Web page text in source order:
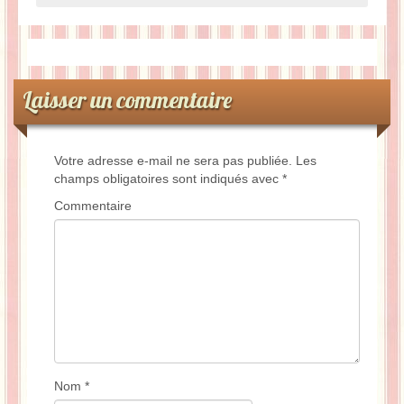
Laisser un commentaire
Votre adresse e-mail ne sera pas publiée.
Les
champs obligatoires sont indiqués avec *
Commentaire
Nom *